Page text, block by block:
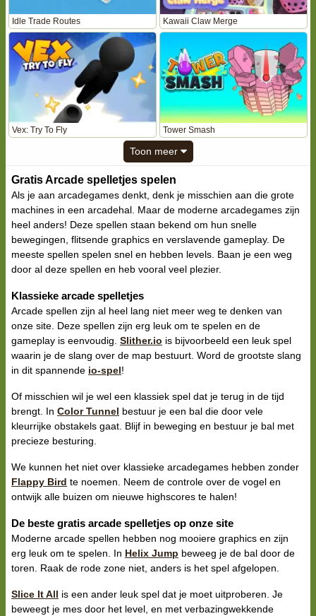
Idle Trade Routes Kawaii Claw Merge
Vex: Try To Fly Tower Smash
Toon meer
Gratis Arcade spelletjes spelen
Als je aan arcadegames denkt, denk je misschien aan die grote
machines in een arcadehal. Maar de moderne arcadegames zijn
heel anders! Deze spellen staan bekend om hun snelle
bewegingen, flitsende graphics en verslavende gameplay. De
meeste spellen spelen snel en hebben levels. Baan je een weg
door al deze spellen en heb vooral veel plezier.
Klassieke arcade spelletjes
Arcade spellen zijn al heel lang niet meer weg te denken van
onze site. Deze spellen zijn erg leuk om te spelen en de
gameplay is eenvoudig. Slither.io is bijvoorbeeld een leuk spel
waarin je de slang over de map bestuurt. Word de grootste slang
in dit spannende io-spel!
Of misschien wil je wel een klassiek spel dat je terug in de tijd
brengt. In Color Tunnel bestuur je een bal die door vele
kleurrijke obstakels gaat. Blijf in beweging en bestuur je bal met
precieze besturing.
We kunnen het niet over klassieke arcadegames hebben zonder
Flappy Bird te noemen. Neem de controle over de vogel en
ontwijk alle buizen om nieuwe highscores te halen!
De beste gratis arcade spelletjes op onze site
Moderne arcade spellen hebben nog mooiere graphics en zijn
erg leuk om te spelen. In Helix Jump beweeg je de bal door de
toren. Raak de rode zone niet, anders is het spel afgelopen.
Slice It All is een ander leuk spel dat je moet uitproberen. Je
beweegt je mes door het level, en met verbazingwekkende